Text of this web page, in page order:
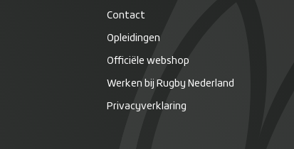
Contact
Opleidingen
Officiële webshop
Werken bij Rugby Nederland
Privacyverklaring